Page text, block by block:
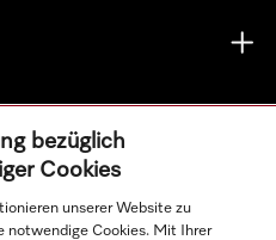
bezüglich
Cookies
unserer Website zu
notwendige Cookies. Mit Ihrer